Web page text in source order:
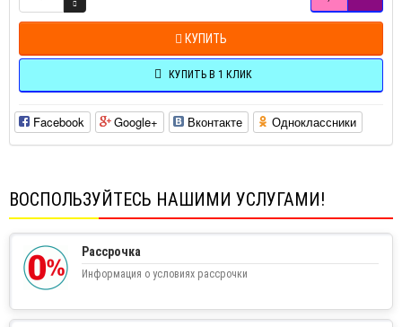
КУПИТЬ
КУПИТЬ В 1 КЛИК
Facebook Google+ Вконтакте Одноклассники
ВОСПОЛЬЗУЙТЕСЬ НАШИМИ УСЛУГАМИ!
Рассрочка
Информация о условиях рассрочки